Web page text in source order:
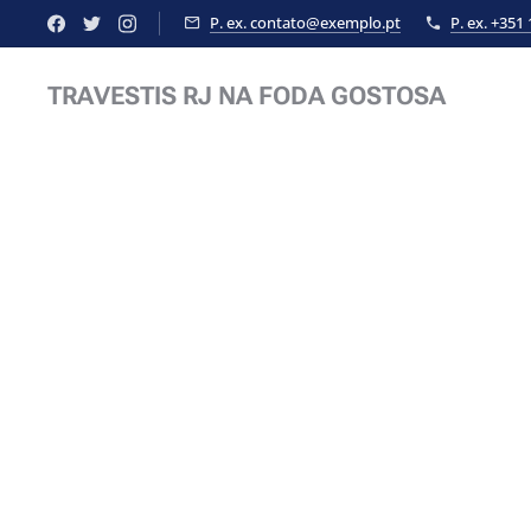
P. ex. contato@exemplo.pt P. ex. +351
TRAVESTIS RJ NA FODA GOSTOSA